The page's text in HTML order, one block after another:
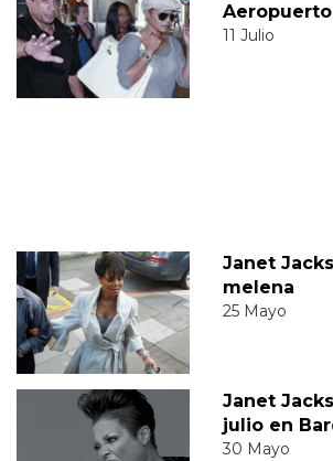
11 Julio
Janet
melena
25 Mayo
Janet
julio en
30 Mayo